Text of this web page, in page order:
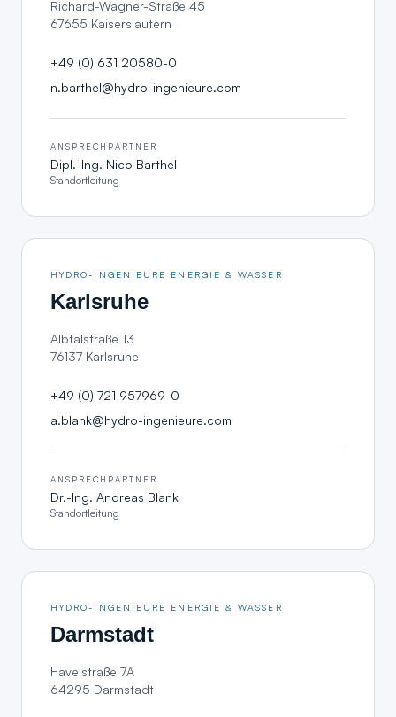
Richard-Wagner-Straße 45
67655 Kaiserslautern
+49 (0) 631 20580-0
n.barthel@hydro-ingenieure.com
ANSPRECHPARTNER
Dipl.-Ing. Nico Barthel
Standortleitung
HYDRO-INGENIEURE ENERGIE & WASSER
Karlsruhe
Albtalstraße 13
76137 Karlsruhe
+49 (0) 721 957969-0
a.blank@hydro-ingenieure.com
ANSPRECHPARTNER
Dr.-Ing. Andreas Blank
Standortleitung
HYDRO-INGENIEURE ENERGIE & WASSER
Darmstadt
Havelstraße 7A
64295 Darmstadt